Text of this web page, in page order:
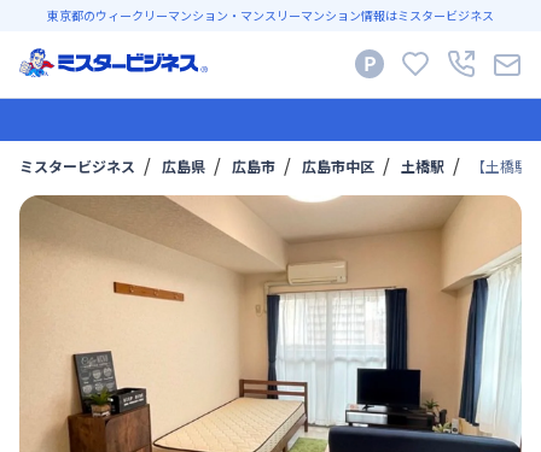
東京都のウィークリーマンション・マンスリーマンション情報はミスタービジネス
ミスタービジネス 広島県 広島市 広島市中区 土橋駅 【土橋